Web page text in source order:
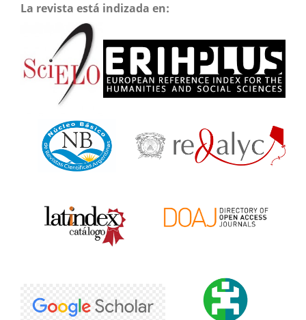
La revista está indizada en: